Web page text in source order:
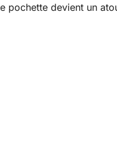
pochette devient un